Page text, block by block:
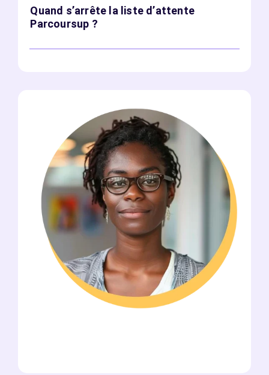
Quand s’arrête la liste d’attente
Parcoursup ?